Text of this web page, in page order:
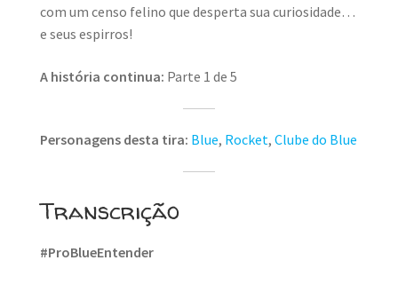
com um censo felino que desperta sua curiosidade…
e seus espirros!
A história continua: Parte 1 de 5
Personagens desta tira: Blue, Rocket, Clube do Blue
Transcrição
#ProBlueEntender